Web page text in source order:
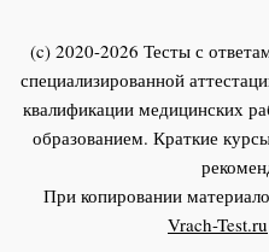
(c) 2020-2026 Тесты с
специализированной
квалификации медицинских
образованием. Краткие
При копировании
Vrach-Test.ru